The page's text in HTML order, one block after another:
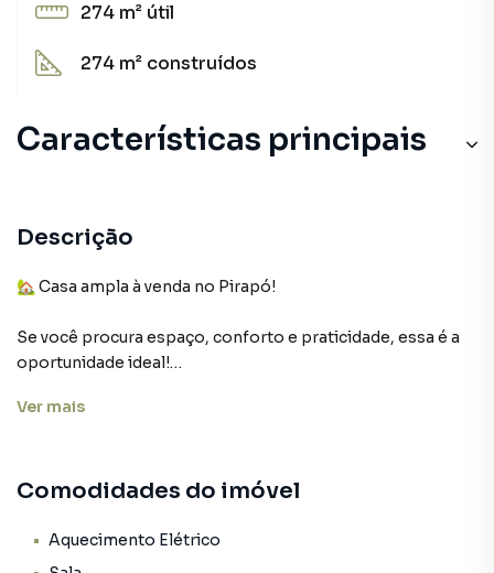
274 m² útil
274 m² construídos
Características principais
Varanda
Despensa
Gourmet
Descrição
🏡 Casa ampla à venda no Pirapó!
Se você procura espaço, conforto e praticidade, essa é a
oportunidade ideal!
📍 Localizada no Pirapó, no Residencial Alher, esta casa
📐 Terreno: 300 m²
O imóvel conta com:
Ver mais
Comodidades do imóvel
Aquecimento Elétrico